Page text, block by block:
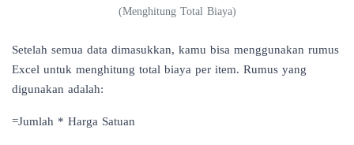
(Menghitung Total Biaya)
Setelah semua data dimasukkan, kamu bisa menggunakan rumus
Excel untuk menghitung total biaya per item. Rumus yang
digunakan adalah:
=Jumlah * Harga Satuan